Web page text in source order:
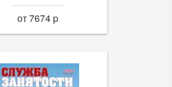
от 7674 p